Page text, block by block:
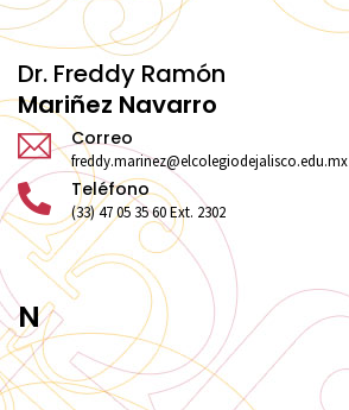
Dr. Freddy Ramón
Mariñez Navarro
Correo
freddy.marinez@elcolegiodejalisco.edu.mx
Teléfono
(33) 47 05 35 60 Ext. 2302
N